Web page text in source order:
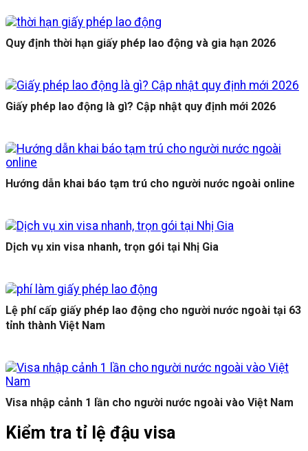
Quy định thời hạn giấy phép lao động và gia hạn 2026
Giấy phép lao động là gì? Cập nhật quy định mới 2026
Hướng dẫn khai báo tạm trú cho người nước ngoài online
Dịch vụ xin visa nhanh, trọn gói tại Nhị Gia
Lệ phí cấp giấy phép lao động cho người nước ngoài tại 63
tỉnh thành Việt Nam
Visa nhập cảnh 1 lần cho người nước ngoài vào Việt Nam
Kiểm tra tỉ lệ đậu visa